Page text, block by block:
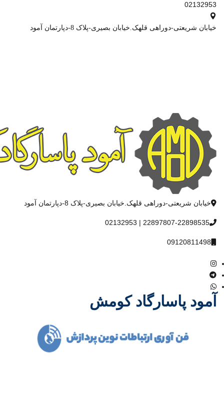
02132953
خیابان شریعتی-دوراهی قلهک.خیابان بصیری-پلاک 8-دپارتمان آمود
خیابان شریعتی-دوراهی قلهک.خیابان بصیری-پلاک 8-دپارتمان آمود
22897807-22898535 | 02132953
09120811498
آمود پاسارگاد کومش